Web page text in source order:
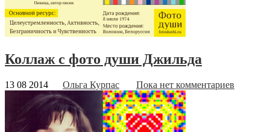
Коллаж с фото души Джильда
13 08 2014 Ольга Курпас Пока нет комментариев